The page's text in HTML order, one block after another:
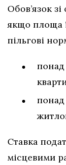
Обов’язок
якщо площа
пільгові
понад
понад
Ставка
місцевими